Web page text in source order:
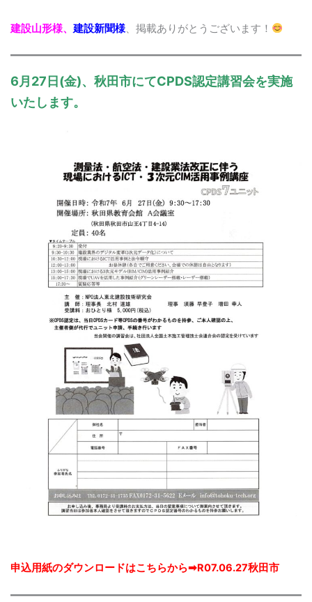
建設山形様、 建設新聞様、掲載ありがとうございます！
6月27日(金)、秋田市にてCPDS認定講習会を実施
いたします。
申込用紙のダウンロードはこちらから➡R07.06.27秋田市